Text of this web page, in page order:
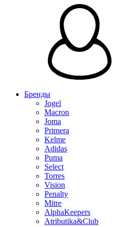
Бренды
Jogel
Macron
Joma
Primera
Kelme
Adidas
Puma
Select
Torres
Vision
Penalty
Mitre
AlphaKeepers
Atributika&Club